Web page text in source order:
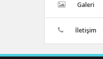
Galeri
İletişim